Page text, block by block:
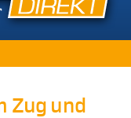
Zug und